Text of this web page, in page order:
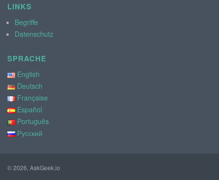
LINKS
Begriffe
Datenschutz
SPRACHE
English
Deutsch
Française
Español
Português
Русский
© 2026, AskGeek.io